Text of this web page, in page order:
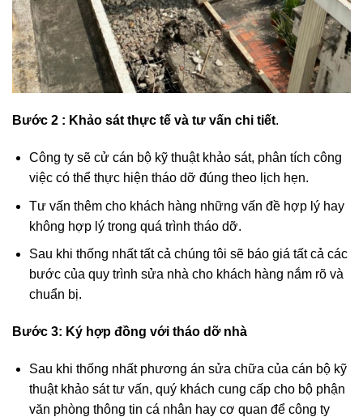
Bước 2 : Khảo sát thực tế và tư vấn chi tiết.
Công ty sẽ cử cán bộ kỹ thuật khảo sát, phân tích công
việc có thể thực hiện tháo dỡ đúng theo lịch hẹn.
Tư vấn thêm cho khách hàng những vấn đề hợp lý hay
không hợp lý trong quá trình tháo dỡ.
Sau khi thống nhất tất cả chúng tôi sẽ báo giá tất cả các
bước của quy trình sửa nhà cho khách hàng nắm rõ và
chuẩn bị.
Bước 3: Ký hợp đồng với tháo dỡ nhà
Sau khi thống nhất phương án sửa chữa của cán bộ kỹ
thuật khảo sát tư vấn, quý khách cung cấp cho bộ phận
văn phòng thông tin cá nhân hay cơ quan để công ty